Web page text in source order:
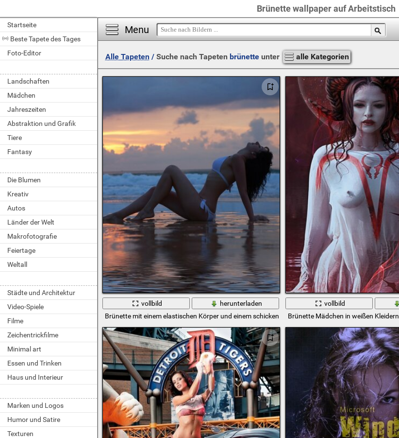
Brünette wallpaper auf Arbeitstisch
Startseite
Beste Tapete des Tages
Foto-Editor
Landschaften
Mädchen
Jahreszeiten
Abstraktion und Grafik
Tiere
Fantasy
Die Blumen
Kreativ
Autos
Länder der Welt
Makrofotografie
Feiertage
Weltall
Städte und Architektur
Video-Spiele
Filme
Zeichentrickfilme
Minimal art
Essen und Trinken
Haus und Interieur
Marken und Logos
Humor und Satire
Texturen
Menu
Alle Tapeten/ Suche nach Tapeten brünetteunter alle Kategorien
vollbild
herunterladen
Brünette mit einem elastischen Körper und einem schicken Haar sitzt auf dem nassen
vollbild
Brünette Mädchen in weißen Kleidern